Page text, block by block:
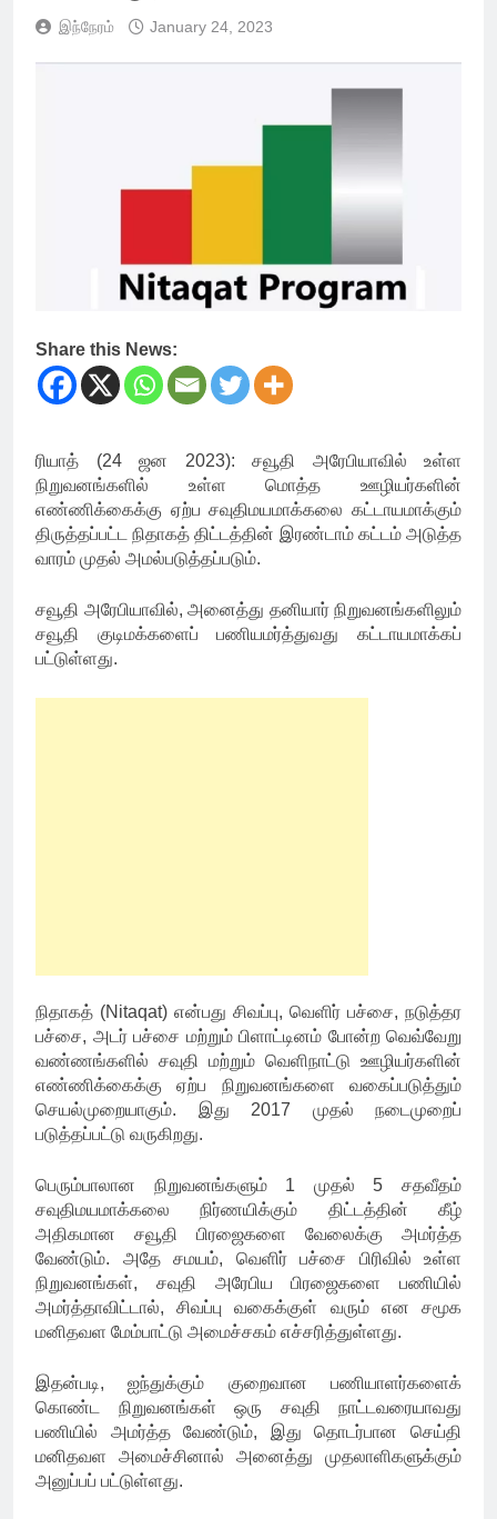
இந்நேரம் January 24, 2023
Share this News:
ரியாத் (24 ஜன 2023): சவூதி அரேபியாவில் உள்ள
நிறுவனங்களில் உள்ள மொத்த ஊழியர்களின்
எண்ணிக்கைக்கு ஏற்ப சவுதிமயமாக்கலை கட்டாயமாக்கும்
திருத்தப்பட்ட நிதாகத் திட்டத்தின் இரண்டாம் கட்டம் அடுத்த
வாரம் முதல் அமல்படுத்தப்படும்.
சவூதி அரேபியாவில், அனைத்து தனியார் நிறுவனங்களிலும்
சவூதி குடிமக்களைப் பணியமர்த்துவது கட்டாயமாக்கப்
பட்டுள்ளது.
நிதாகத் (Nitaqat) என்பது சிவப்பு, வெளிர் பச்சை, நடுத்தர
பச்சை, அடர் பச்சை மற்றும் பிளாட்டினம் போன்ற வெவ்வேறு
வண்ணங்களில் சவுதி மற்றும் வெளிநாட்டு ஊழியர்களின்
எண்ணிக்கைக்கு ஏற்ப நிறுவனங்களை வகைப்படுத்தும்
செயல்முறையாகும். இது 2017 முதல் நடைமுறைப்
படுத்தப்பட்டு வருகிறது.
பெரும்பாலான நிறுவனங்களும் 1 முதல் 5 சதவீதம்
சவுதிமயமாக்கலை நிர்ணயிக்கும் திட்டத்தின் கீழ்
அதிகமான சவூதி பிரஜைகளை வேலைக்கு அமர்த்த
வேண்டும். அதே சமயம், வெளிர் பச்சை பிரிவில் உள்ள
நிறுவனங்கள், சவுதி அரேபிய பிரஜைகளை பணியில்
அமர்த்தாவிட்டால், சிவப்பு வகைக்குள் வரும் என சமூக
மனிதவள மேம்பாட்டு அமைச்சகம் எச்சரித்துள்ளது.
இதன்படி, ஐந்துக்கும் குறைவான பணியாளர்களைக்
கொண்ட நிறுவனங்கள் ஒரு சவுதி நாட்டவரையாவது
பணியில் அமர்த்த வேண்டும், இது தொடர்பான செய்தி
மனிதவள அமைச்சினால் அனைத்து முதலாளிகளுக்கும்
அனுப்பப் பட்டுள்ளது.